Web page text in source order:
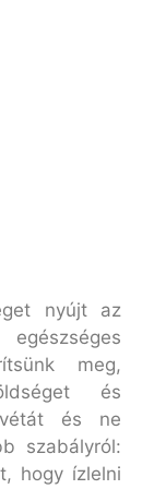
nyújt az
meg,
és
és ne
szabályról:
hogy ízlelni